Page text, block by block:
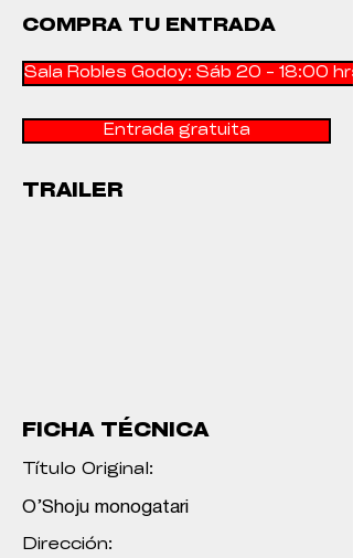
COMPRA TU ENTRADA
Sala Robles Godoy: Sáb 20 - 18:00
Entrada gratuita
TRAILER
FICHA TÉCNICA
Título Original:
O’Shoju monogatari
Dirección: